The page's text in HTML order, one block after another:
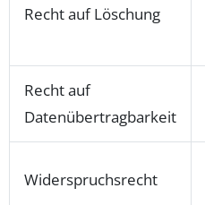
Recht auf Löschung
Recht auf
Datenübertragbarkeit
Widerspruchsrecht